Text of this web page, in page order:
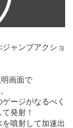
ャンプアクショ
画面で
ージがなるべく
発射！
噴射して加速出